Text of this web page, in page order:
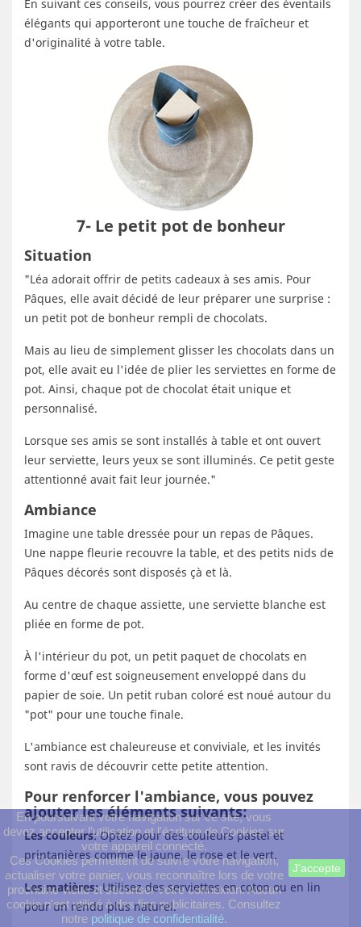
En suivant ces conseils, vous pourrez créer des éventails
élégants qui apporteront une touche de fraîcheur et
d'originalité à votre table.
7- Le petit pot de bonheur
Situation
"Léa adorait offrir de petits cadeaux à ses amis. Pour
Pâques, elle avait décidé de leur préparer une surprise :
un petit pot de bonheur rempli de chocolats.
Mais au lieu de simplement glisser les chocolats dans un
pot, elle avait eu l'idée de plier les serviettes en forme de
pot. Ainsi, chaque pot de chocolat était unique et
personnalisé.
Lorsque ses amis se sont installés à table et ont ouvert
leur serviette, leurs yeux se sont illuminés. Ce petit geste
attentionné avait fait leur journée."
Ambiance
Imagine une table dressée pour un repas de Pâques.
Une nappe fleurie recouvre la table, et des petits nids de
Pâques décorés sont disposés çà et là.
Au centre de chaque assiette, une serviette blanche est
pliée en forme de pot.
À l'intérieur du pot, un petit paquet de chocolats en
forme d'œuf est soigneusement enveloppé dans du
papier de soie. Un petit ruban coloré est noué autour du
"pot" pour une touche finale.
L'ambiance est chaleureuse et conviviale, et les invités
sont ravis de découvrir cette petite attention.
Pour renforcer l'ambiance, vous pouvez
ajouter les éléments suivants:
Les couleurs: Optez pour des couleurs pastel et
printanières comme le jaune, le rose et le vert.
Les matières:Utilisez des serviettes en coton ou en lin
pour un rendu plus naturel.
En poursuivant votre navigation sur ce site, vous
devez accepter l’utilisation et l'écriture de Cookies sur
votre appareil connecté.
Ces Cookies permettent de suivre votre navigation,
actualiser votre panier, vous reconnaître lors de votre
prochaine visite et sécuriser votre connexion. Aucun
cookie n'est utilisé à des fins publicitaires. Consultez
notre politique de confidentialité.
J'accepte